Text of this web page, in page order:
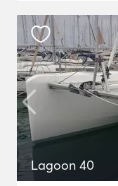
Lagoon 40